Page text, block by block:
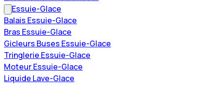
Essuie-Glace
Balais Essuie-Glace
Bras Essuie-Glace
Gicleurs Buses Essuie-Glace
Tringlerie Essuie-Glace
Moteur Essuie-Glace
Liquide Lave-Glace